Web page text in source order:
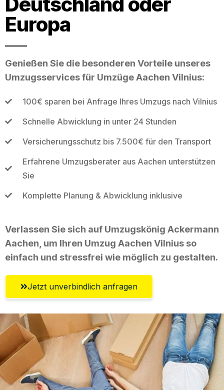
Europa
Genießen Sie die besonderen Vorteile unseres
Umzugsservices für Umzüge Aachen Vilnius:
100€ sparen bei Anfrage Ihres Umzugs nach Vilnius
Schnelle Abwicklung in unter 24 Stunden
Versicherungsschutz bis 7.500€ für den Transport
Erfahrene Umzugsberater aus Aachen unterstützen
Sie
Komplette Planung & Abwicklung inklusive
Verlassen Sie sich auf Umzugskönig Ackermann
Aachen, um Ihren Umzug Aachen Vilnius so
einfach und stressfrei wie möglich zu gestalten.
Jetzt unverbindlich anfragen